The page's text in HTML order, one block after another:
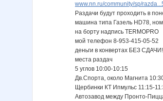
www.nn.ru/community/sp/
Раздачи будут проходить в
машина типа Газель HD78,
на борту надпись TERMOPRO
мой телефон 8-953-415-05-52
деньги в конвертах БЕЗ
места раздач
5 углов 10:00-10:15
Дв.Спорта, около Магнита
Щербинки КТ Ипмульс 11:15-
Автозавод между Пронто-